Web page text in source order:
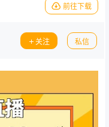
前往下载
关注 私信